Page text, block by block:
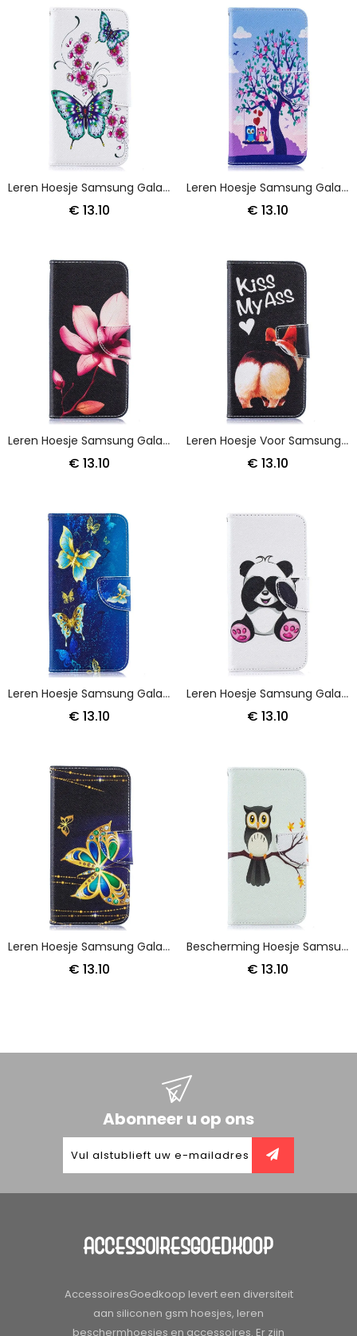
Leren Hoesje Samsung Galaxy A50 Prachtige Vlinders
€ 13.10
Leren Hoesje Samsung Galaxy A50 Telefoonhoesje Uilen Op De Schommel
€ 13.10
Leren Hoesje Samsung Galaxy A50 Roze Bloem
€ 13.10
Leren Hoesje Voor Samsung Galaxy A50 Kus Mijn Reet
€ 13.10
Leren Hoesje Samsung Galaxy A50 Lichtblauw Roze Gouden Vlinders
€ 13.10
Leren Hoesje Samsung Galaxy A50 Leuke Panda
€ 13.10
Leren Hoesje Samsung Galaxy A50 Magische Vlinder
€ 13.10
Bescherming Hoesje Samsung Galaxy A50 Telefoonhoesje Uil Op De Tak
€ 13.10
Abonneer u op ons
AccessoiresGoedkoop levert een diversiteit
aan siliconen gsm hoesjes, leren
beschermhoesjes en accessoires. Er zijn